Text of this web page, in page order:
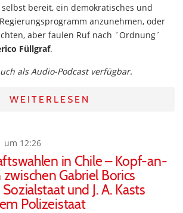
selbst bereit, ein demokratisches und
anzunehmen, oder
aber faulen Ruf nach ´Ordnung´
Füllgraf.
als Audio-Podcast verfügbar.
WEITERLESEN
um 12:26
in Chile – Kopf-an-
Gabriel Borics
und J. A. Kasts
Polizeistaat